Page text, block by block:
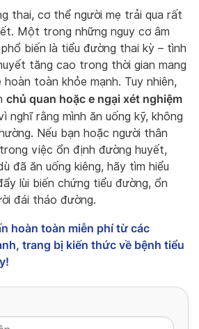
thai, cơ thể người mẹ trải qua rất
Một trong những nguy cơ âm
biến là tiểu đường thai kỳ – tình
tăng cao trong thời gian mang
toàn khỏe mạnh. Tuy nhiên,
chủ quan hoặc e ngại xét nghiệm
nghĩ rằng mình ăn uống kỹ, không
Nếu bạn hoặc người thân
việc ổn định đường huyết,
đã ăn uống kiêng, hãy tìm hiểu
lùi biến chứng tiểu đường, ổn
đái tháo đường.
hoàn toàn miễn phí từ các
trang bị kiến thức về bệnh tiểu